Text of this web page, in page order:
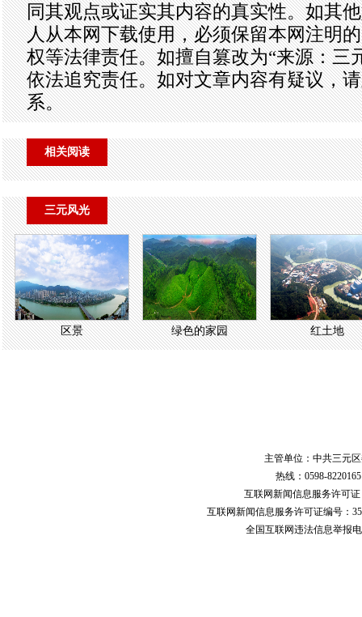
同其观点或证实其内容的真实性。如其
人从本网下载使用，必须保留本网注明
权等法律责任。如擅自篡改为“来源：三
依法追究责任。如对文章内容有疑议，
系。
相关阅读
三元风光
区景 绿色的家园 红土地
主管单位：中共三元
热线：0598-
互联网新闻信息服务许可证
互联网新闻信息服务许可证编号：
全国互联网违法信息举报